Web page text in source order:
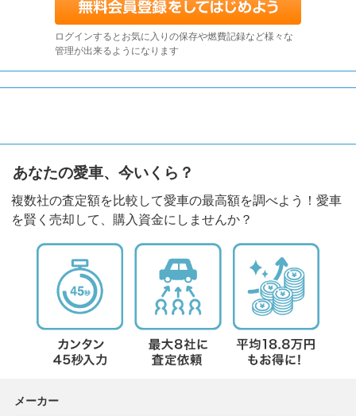
ログインするとお気に入りの保存や燃費記録など様々な
管理が出来るようになります
あなたの愛車、今いくら？
複数社の査定額を比較して愛車の最高額を調べよう！愛車
を賢く売却して、購入資金にしませんか？
メーカー